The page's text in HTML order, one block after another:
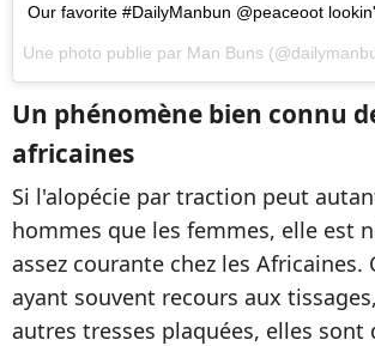
Our favorite #DailyManbun @peaceoot
Une photo publie par Man Buns
Un phénomène bien connu
africaines
Si l'alopécie par traction peut
hommes que les femmes, elle est
assez courante chez les Africaines.
ayant souvent recours aux
autres tresses plaquées, elles sont